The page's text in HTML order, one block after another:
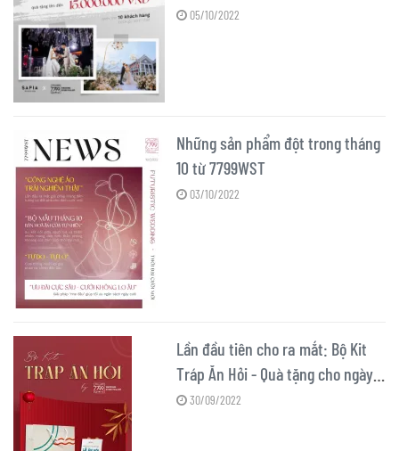
05/10/2022
Những sản phẩm đột trong tháng
10 từ 7799WST
03/10/2022
Lần đầu tiên cho ra mắt: Bộ Kit
Tráp Ăn Hỏi - Quà tặng cho ngày
cưới trọn vẹn
30/09/2022